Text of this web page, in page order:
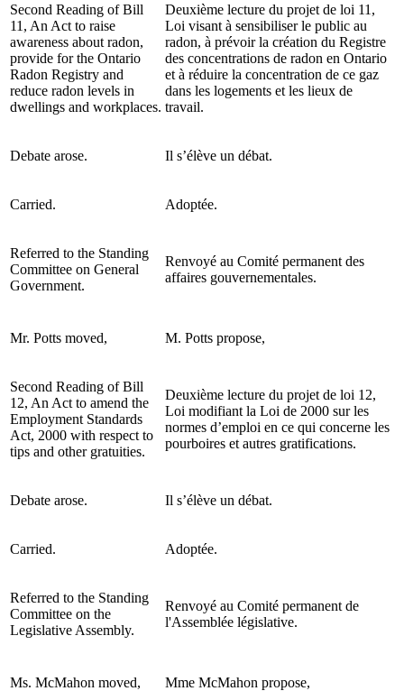
Second Reading of Bill
11, An Act to raise
awareness about radon,
provide for the Ontario
Radon Registry and
reduce radon levels in
dwellings and workplaces.
Deuxième lecture du projet de loi 11,
Loi visant à sensibiliser le public au
radon, à prévoir la création du Registre
des concentrations de radon en Ontario
et à réduire la concentration de ce gaz
dans les logements et les lieux de
travail.
Debate arose. Il s’élève un débat.
Carried. Adoptée.
Referred to the Standing
Committee on General
Government.
Renvoyé au Comité permanent des
affaires gouvernementales.
Mr. Potts moved, M. Potts propose,
Second Reading of Bill
12, An Act to amend the
Employment Standards
Act, 2000 with respect to
tips and other gratuities.
Deuxième lecture du projet de loi 12,
Loi modifiant la Loi de 2000 sur les
normes d’emploi en ce qui concerne les
pourboires et autres gratifications.
Debate arose. Il s’élève un débat.
Carried. Adoptée.
Referred to the Standing
Committee on the
Legislative Assembly.
Renvoyé au Comité permanent de
l'Assemblée législative.
Ms. McMahon moved, Mme McMahon propose,